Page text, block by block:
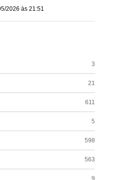
2026 às 21:51
3
21
611
5
598
563
9